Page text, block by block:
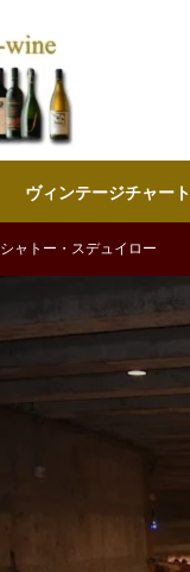
ヴィンテージチャート
シャトー・スデュイロー